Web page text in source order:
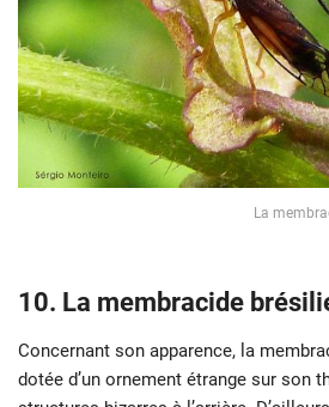
La
10. La membracide
Concernant son apparence, la
dotée d’un ornement étrange sur son